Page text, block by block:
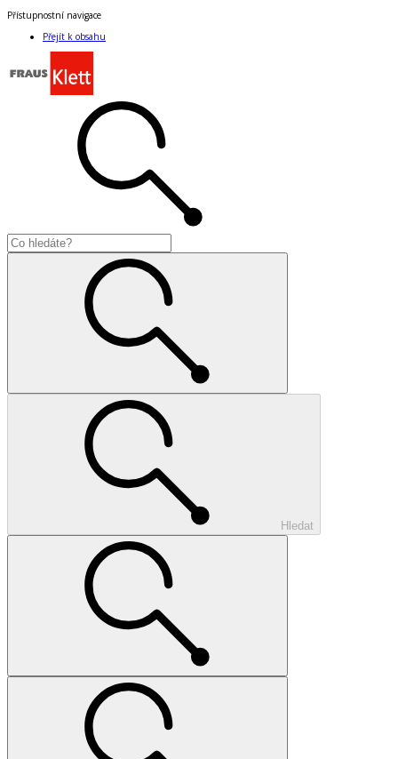
Přístupnostní navigace
Přejít k obsahu
Hledat